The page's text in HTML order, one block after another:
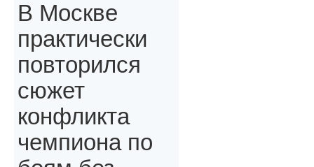
В Москве
практически
повторился
сюжет
конфликта
чемпиона по